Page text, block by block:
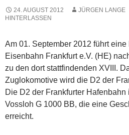
24. AUGUST 2012 JÜRGEN LANGE
HINTERLASSEN
Am 01. September 2012 führt
Eisenbahn Frankfurt e.V. (HE)
zu den dort stattfindenden XVIII.
Zuglokomotive wird die D2 der
Die D2 der Frankfurter
Vossloh G 1000 BB, die eine
erreicht.